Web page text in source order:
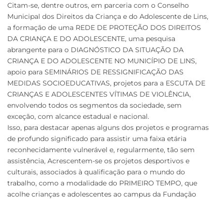
Citam-se, dentre outros, em parceria com o Conselho
Municipal dos Direitos da Criança e do Adolescente de Lins,
a formação de uma REDE DE PROTEÇÃO DOS DIREITOS
DA CRIANÇA E DO ADOLESCENTE, uma pesquisa
abrangente para o DIAGNÓSTICO DA SITUAÇÃO DA
CRIANÇA E DO ADOLESCENTE NO MUNICÍPIO DE LINS,
apoio para SEMINÁRIOS DE RESSIGNIFICAÇÃO DAS
MEDIDAS SOCIOEDUCATIVAS, projetos para a ESCUTA DE
CRIANÇAS E ADOLESCENTES VÍTIMAS DE VIOLÊNCIA,
envolvendo todos os segmentos da sociedade, sem
exceção, com alcance estadual e nacional.
Isso, para destacar apenas alguns dos projetos e programas
de profundo significado para assistir uma faixa etária
reconhecidamente vulnerável e, regularmente, tão sem
assistência, Acrescentem-se os projetos desportivos e
culturais, associados à qualificação para o mundo do
trabalho, como a modalidade do PRIMEIRO TEMPO, que
acolhe crianças e adolescentes ao campus da Fundação